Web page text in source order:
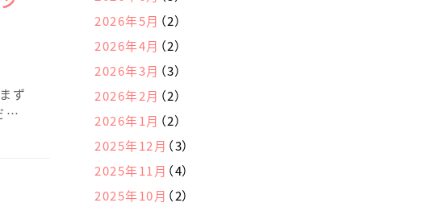
ず
っ
2026年5月 （2）
2026年4月 （2）
2026年3月 （3）
2026年2月 （2）
2026年1月 （2）
2025年12月 （3）
2025年11月 （4）
2025年10月 （2）